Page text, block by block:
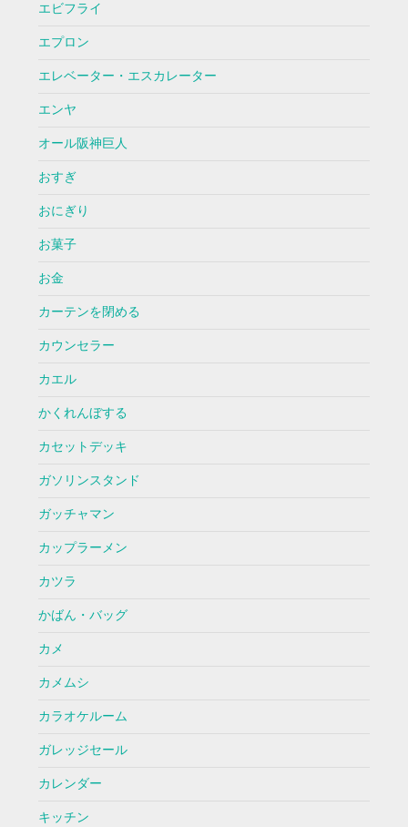
エビフライ
エプロン
エレベーター・エスカレーター
エンヤ
オール阪神巨人
おすぎ
おにぎり
お菓子
お金
カーテンを閉める
カウンセラー
カエル
かくれんぼする
カセットデッキ
ガソリンスタンド
ガッチャマン
カップラーメン
カツラ
かばん・バッグ
カメ
カメムシ
カラオケルーム
ガレッジセール
カレンダー
キッチン